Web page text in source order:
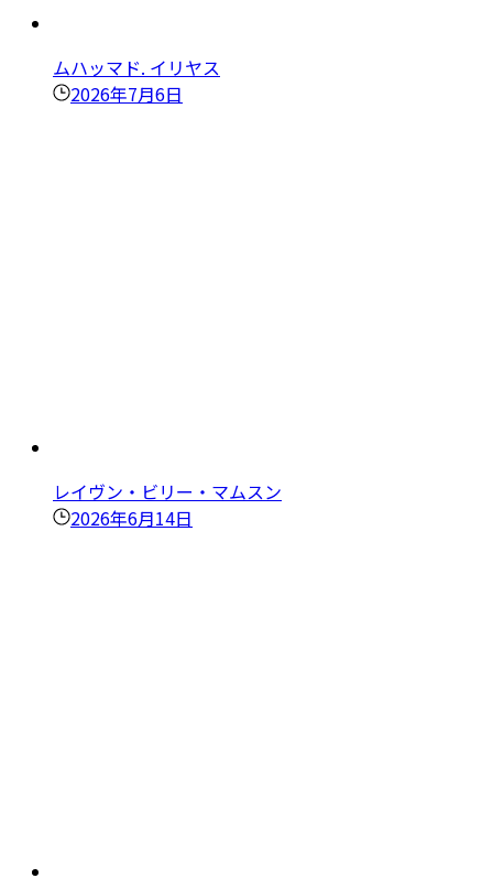
ムハッマド. イリヤス
2026年7月6日
レイヴン・ビリー・マムスン
2026年6月14日